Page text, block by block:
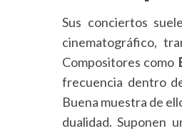
Sus conciertos
cinematográfico,
Compositores como
frecuencia dentro
Buena muestra de
dualidad. Suponen